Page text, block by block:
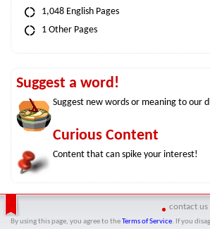
1,048 English Pages
1 Other Pages
Suggest a word!
Suggest new words or meaning to our
Curious Content
Content that can spike your interest!
contact us
By using this page, you agree to the Terms of Service. If you